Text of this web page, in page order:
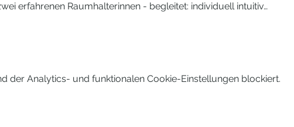
erfahrenen Raumhalterinnen - begleitet: individuell intuitiv…
der Analytics- und funktionalen Cookie-Einstellungen blockiert.